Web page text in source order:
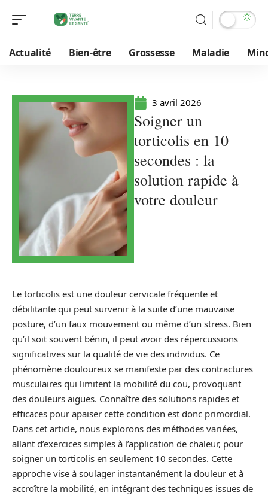
Actualité Bien-être Grossesse Maladie
3 avril 2026
Soigner un
torticolis en 10
secondes : la
solution rapide à
votre douleur
Le torticolis est une douleur cervicale fréquente et
débilitante qui peut survenir à la suite d’une mauvaise
posture, d’un faux mouvement ou même d’un stress. Bien
qu’il soit souvent bénin, il peut avoir des répercussions
significatives sur la qualité de vie des individus. Ce
phénomène douloureux se manifeste par des contractures
musculaires qui limitent la mobilité du cou, provoquant
des douleurs aiguës. Connaître des solutions rapides et
efficaces pour apaiser cette condition est donc primordial.
Dans cet article, nous explorons des méthodes variées,
allant d’exercices simples à l’application de chaleur, pour
soigner un torticolis en seulement 10 secondes. Cette
approche vise à soulager instantanément la douleur et à
accroître la mobilité, en intégrant des techniques issues de